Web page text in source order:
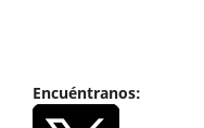
Encuéntranos: